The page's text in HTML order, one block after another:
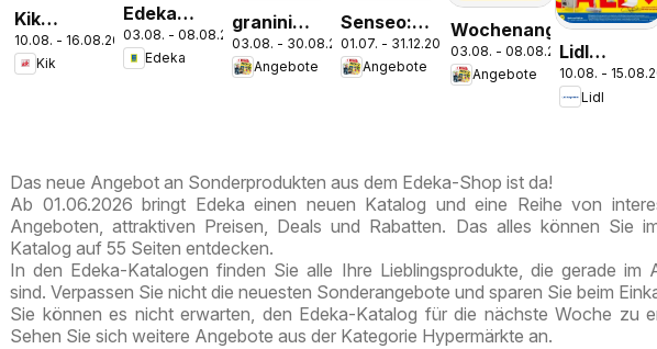
Kik
Aktueller
Prospekt
10.08. - 16.08.2026
Kik
Edeka
Prospekt
Parchim
03.08. - 08.08.2026
Edeka
granini
MIX-IT
03.08. - 30.08.2026
Angebote
Senseo:
Café Latte
Dubai
01.07. - 31.12.2026
Angebote
Wochenangebote
03.08. - 08.08.2026
Angebote
Lidl
Prospekt
Mahlow
10.08. -
Lidl
Das neue Angebot an Sonderprodukten aus dem Edeka-Shop ist da!
Ab 01.06.2026 bringt Edeka einen neuen Katalog und eine Reihe von
Angeboten, attraktiven Preisen, Deals und Rabatten. Das alles können Sie
Katalog auf 55 Seiten entdecken.
In den Edeka-Katalogen finden Sie alle Ihre Lieblingsprodukte, die gerade im
sind. Verpassen Sie nicht die neuesten Sonderangebote und sparen Sie beim
Sie können es nicht erwarten, den Edeka-Katalog für die nächste Woche zu
Sehen Sie sich weitere Angebote aus der Kategorie Hypermärkte an.